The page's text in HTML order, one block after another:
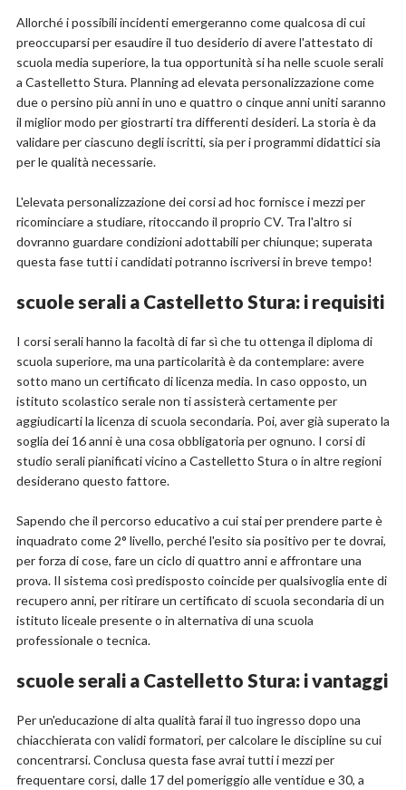
Allorché i possibili incidenti emergeranno come qualcosa di cui
preoccuparsi per esaudire il tuo desiderio di avere l'attestato di
scuola media superiore, la tua opportunità si ha nelle scuole serali
a Castelletto Stura. Planning ad elevata personalizzazione come
due o persino più anni in uno e quattro o cinque anni uniti saranno
il miglior modo per giostrarti tra differenti desideri. La storia è da
validare per ciascuno degli iscritti, sia per i programmi didattici sia
per le qualità necessarie.
L'elevata personalizzazione dei corsi ad hoc fornisce i mezzi per
ricominciare a studiare, ritoccando il proprio CV. Tra l'altro si
dovranno guardare condizioni adottabili per chiunque; superata
questa fase tutti i candidati potranno iscriversi in breve tempo!
scuole serali a Castelletto Stura: i requisiti
I corsi serali hanno la facoltà di far sì che tu ottenga il diploma di
scuola superiore, ma una particolarità è da contemplare: avere
sotto mano un certificato di licenza media. In caso opposto, un
istituto scolastico serale non ti assisterà certamente per
aggiudicarti la licenza di scuola secondaria. Poi, aver già superato la
soglia dei 16 anni è una cosa obbligatoria per ognuno. I corsi di
studio serali pianificati vicino a Castelletto Stura o in altre regioni
desiderano questo fattore.
Sapendo che il percorso educativo a cui stai per prendere parte è
inquadrato come 2° livello, perché l'esito sia positivo per te dovrai,
per forza di cose, fare un ciclo di quattro anni e affrontare una
prova. Il sistema così predisposto coincide per qualsivoglia ente di
recupero anni, per ritirare un certificato di scuola secondaria di un
istituto liceale presente o in alternativa di una scuola
professionale o tecnica.
scuole serali a Castelletto Stura: i vantaggi
Per un'educazione di alta qualità farai il tuo ingresso dopo una
chiacchierata con validi formatori, per calcolare le discipline su cui
concentrarsi. Conclusa questa fase avrai tutti i mezzi per
frequentare corsi, dalle 17 del pomeriggio alle ventidue e 30, a